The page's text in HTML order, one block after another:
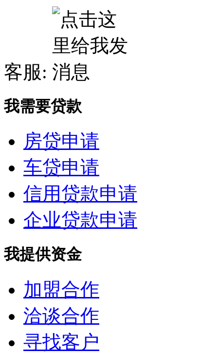
客服:
我需要贷款
房贷申请
车贷申请
信用贷款申请
企业贷款申请
我提供资金
加盟合作
洽谈合作
寻找客户